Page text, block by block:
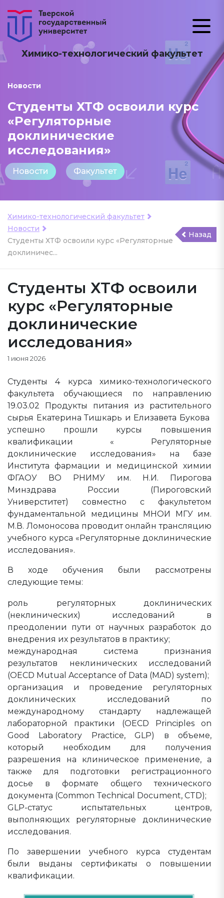
Химико-технологический факультет
Новости
Студенты ХТФ освоили курс
«Регуляторные
доклинические
исследования»
Новости Факультет
Химико-технологический факультет
Новости
Студенты ХТФ освоили курс «Регуляторные
доклиничес...
Назад
Студенты ХТФ освоили
курс «Регуляторные
доклинические
исследования»
1 июня 2026
Студенты 4 курса химико-технологического
факультета обучающиеся по направлению
19.03.02 Продукты питания из растительного
сырья Екатерина Тишкарь и Елизавета Букова
успешно прошли курсы повышения
квалификации « Регуляторные
доклинические исследования» на базе
Института фармации и медицинской химии
ФГАОУ ВО РНИМУ им. Н.И. Пирогова
Минздрава России (Пироговский
Универститет) совместно с факультетом
фундаментальной медицины МНОИ МГУ им.
М.В. Ломоносова проводит онлайн трансляцию
учебного курса «Регуляторные доклинические
исследования».
В ходе обучения были рассмотрены
следующие темы:
роль регуляторных доклинических
(неклинических) исследований в
преодолении пути от научных разработок до
внедрения их результатов в практику;
международная система признания
результатов неклинических исследований
(OECD Mutual Acceptance of Data (MAD) system);
организация и проведение регуляторных
доклинических исследований по
международному стандарту надлежащей
лабораторной практики (OECD Principles on
Good Laboratory Practice, GLP) в объеме,
который необходим для получения
разрешения на клиническое применение, а
также для подготовки регистрационного
досье в формате общего технического
документа (Common Technical Document, CTD);
GLP-статус испытательных центров,
выполняющих регуляторные доклинические
исследования.
По завершении учебного курса студентам
были выданы сертификаты о повышении
квалификации.